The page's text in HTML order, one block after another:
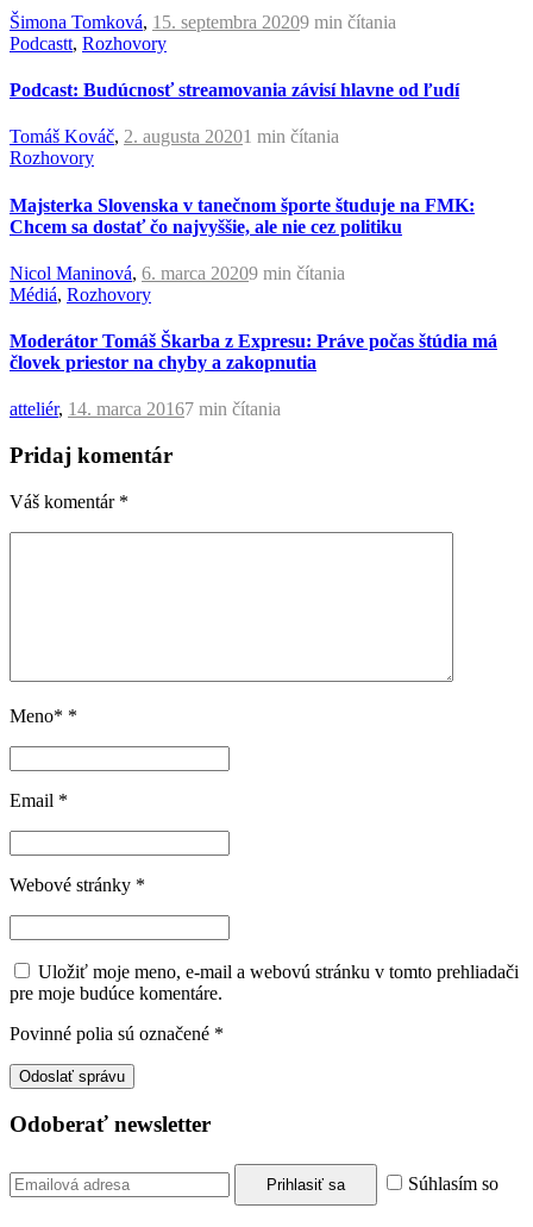
Šimona Tomková, 15. septembra 20209 min čítania
Podcastt, Rozhovory
Podcast: Budúcnosť streamovania závisí hlavne od ľudí
Tomáš Kováč, 2. augusta 20201 min čítania
Rozhovory
Majsterka Slovenska v tanečnom športe študuje na FMK:
Chcem sa dostať čo najvyššie, ale nie cez politiku
Nicol Maninová, 6. marca 20209 min čítania
Médiá, Rozhovory
Moderátor Tomáš Škarba z Expresu: Práve počas štúdia má
človek priestor na chyby a zakopnutia
atteliér, 14. marca 20167 min čítania
Pridaj komentár
Váš komentár *
Meno* *
Email *
Webové stránky *
Uložiť moje meno, e-mail a webovú stránku v tomto prehliadači
pre moje budúce komentáre.
Povinné polia sú označené *
Odoberať newsletter
Súhlasím so